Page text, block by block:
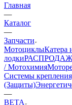
Главная
—
Каталог
—
Запчасти
МотоциклыКатера
лодки
/ Мотохимия
Системы
(Защиты)
—
BETA